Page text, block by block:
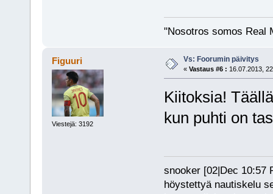
"Nosotros somos Real
Figuuri
Viestejä: 3192
Vs: Foorumin päivitys
« Vastaus #6 : 16.07.2013,
Kiitoksia!
kun puhti on
snooker [02|Dec 10:57
höystettyä nautiskelu